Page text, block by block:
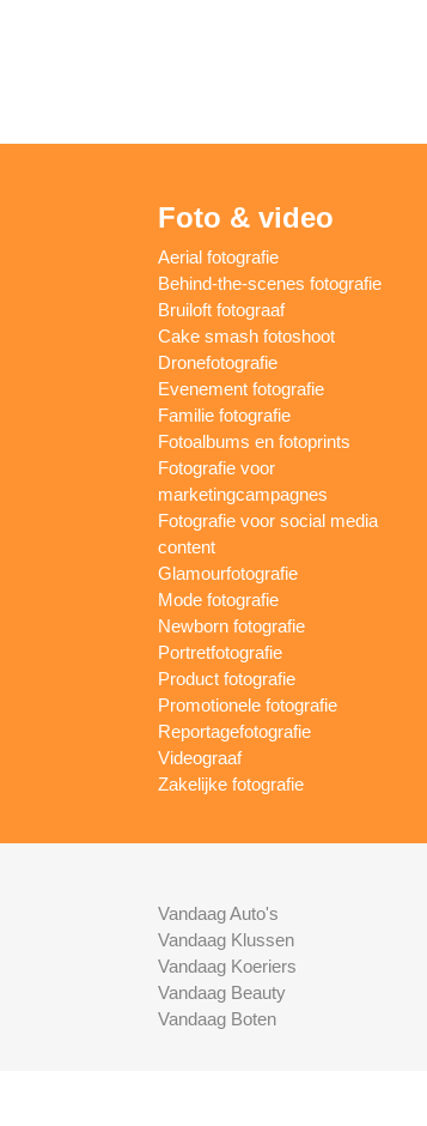
Foto & video
Aerial fotografie
Behind-the-scenes fotografie
Bruiloft fotograaf
Cake smash fotoshoot
Dronefotografie
Evenement fotografie
Familie fotografie
Fotoalbums en fotoprints
Fotografie voor
marketingcampagnes
Fotografie voor social media
content
Glamourfotografie
Mode fotografie
Newborn fotografie
Portretfotografie
Product fotografie
Promotionele fotografie
Reportagefotografie
Videograaf
Zakelijke fotografie
Vandaag Auto's
Vandaag Klussen
Vandaag Koeriers
Vandaag Beauty
Vandaag Boten